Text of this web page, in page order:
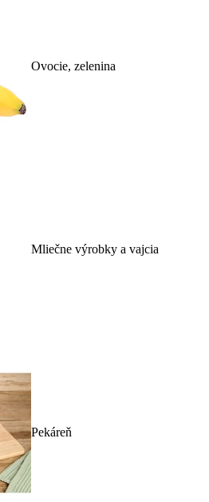
Ovocie, zelenina
Mliečne výrobky a vajcia
Pekáreň